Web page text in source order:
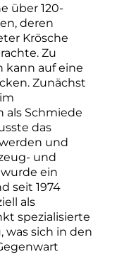
über 120-
deren
Krösche
Zu
kann auf eine
Zunächst
als Schmiede
das
und
und
ein
seit 1974
als
spezialisierte
was sich in den